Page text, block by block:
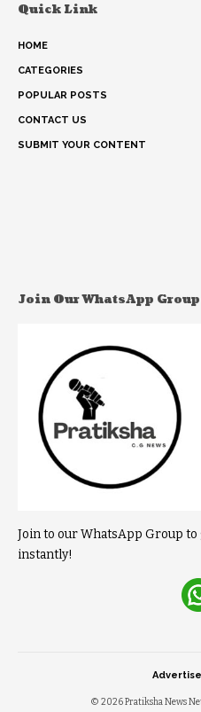
Quick Link
HOME
CATEGORIES
POPULAR POSTS
CONTACT US
SUBMIT YOUR CONTENT
Join Our WhatsApp Group
Join to our WhatsApp Group
instantly!
© 2026 Pratiksha News